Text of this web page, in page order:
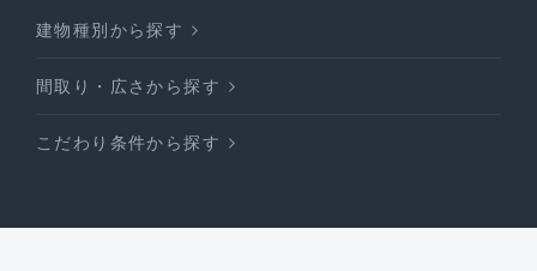
建物種別から探す
間取り・広さから探す
こだわり条件から探す